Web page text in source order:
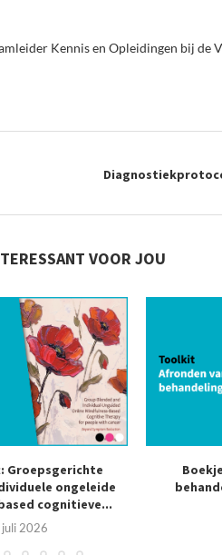
Kennis en Opleidingen bij de
VOOR JOU
Groepsgerichte
ongeleide
cognitieve...
2026